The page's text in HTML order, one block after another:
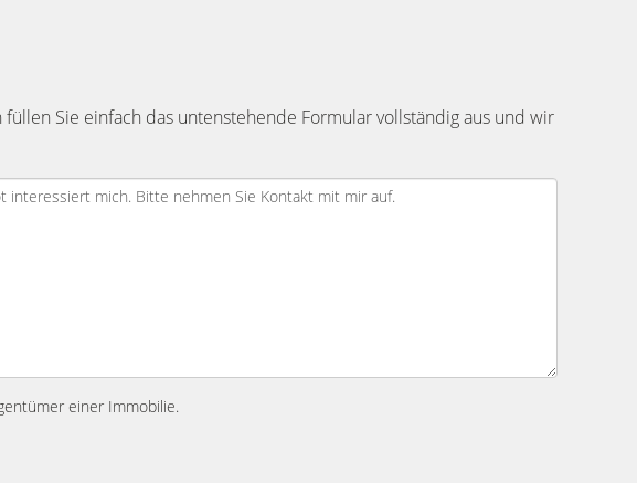
Sie einfach das untenstehende Formular vollständig aus und wir
einer Immobilie.